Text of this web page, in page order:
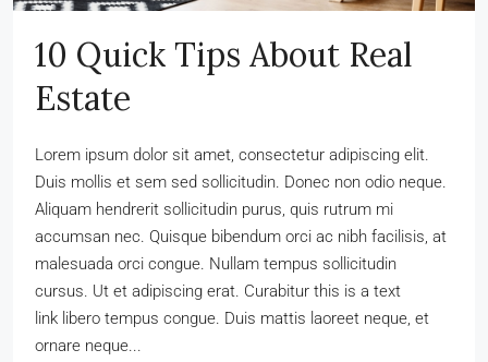
10 Quick Tips About Real
Estate
Lorem ipsum dolor sit amet, consectetur adipiscing elit.
Duis mollis et sem sed sollicitudin. Donec non odio neque.
Aliquam hendrerit sollicitudin purus, quis rutrum mi
accumsan nec. Quisque bibendum orci ac nibh facilisis, at
malesuada orci congue. Nullam tempus sollicitudin
cursus. Ut et adipiscing erat. Curabitur this is a text
link libero tempus congue. Duis mattis laoreet neque, et
ornare neque...